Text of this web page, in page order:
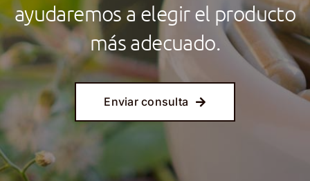
ayudaremos a elegir el producto
más adecuado.
Enviar consulta